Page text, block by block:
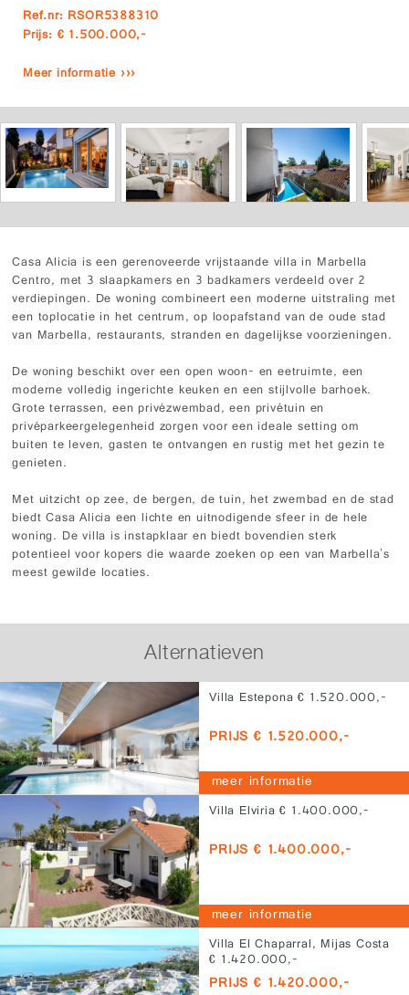
Ref.nr: RSOR5388310
Prijs: € 1.500.000,-
Meer informatie ›››
Casa Alicia is een gerenoveerde vrijstaande villa in Marbella
Centro, met 3 slaapkamers en 3 badkamers verdeeld over 2
verdiepingen. De woning combineert een moderne uitstraling met
een toplocatie in het centrum, op loopafstand van de oude stad
van Marbella, restaurants, stranden en dagelijkse voorzieningen.
De woning beschikt over een open woon- en eetruimte, een
moderne volledig ingerichte keuken en een stijlvolle barhoek.
Grote terrassen, een privézwembad, een privétuin en
privéparkeergelegenheid zorgen voor een ideale setting om
buiten te leven, gasten te ontvangen en rustig met het gezin te
genieten.
Met uitzicht op zee, de bergen, de tuin, het zwembad en de stad
biedt Casa Alicia een lichte en uitnodigende sfeer in de hele
woning. De villa is instapklaar en biedt bovendien sterk
potentieel voor kopers die waarde zoeken op een van Marbella's
meest gewilde locaties.
Alternatieven
Villa Estepona € 1.520.000,-
PRIJS € 1.520.000,-
meer informatie
Villa Elviria € 1.400.000,-
PRIJS € 1.400.000,-
meer informatie
Villa El Chaparral, Mijas Costa
€ 1.420.000,-
PRIJS € 1.420.000,-